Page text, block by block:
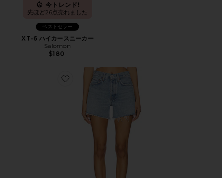
今トレンド!
先ほど26点売れました
ベストセラー
XT-6 ハイカースニーカー
Salomon
$180
Favorite PARKER ショートパンツ